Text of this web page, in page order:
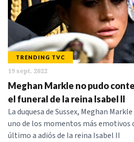
TRENDING TVC
19 sept. 2022
Meghan Markle no pudo
el funeral de la reina Isabel II
La duquesa de Sussex, Meghan
uno de los momentos más emotivos
último a adiós de la reina Isabel II